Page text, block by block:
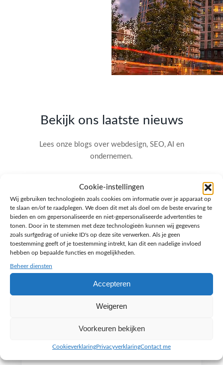
Cookie-instellingen
Wij gebruiken technologieën zoals cookies om informatie over je apparaat op
te slaan en/of te raadplegen. We doen dit met als doel om de beste ervaring te
bieden en om gepersonaliseerde en niet-gepersonaliseerde advertenties te
tonen. Door in te stemmen met deze technologieën kunnen wij gegevens
zoals surfgedrag of unieke ID's op deze site verwerken. Als je geen
toestemming geeft of je toestemming intrekt, kan dit een nadelige invloed
hebben op bepaalde functies en mogelijkheden.
Beheer diensten
Accepteren
Weigeren
Voorkeuren bekijken
CookieverklaringPrivacyverklaringContact me
Bekijk ons laatste nieuws
Lees onze blogs over webdesign, SEO, AI en
ondernemen.